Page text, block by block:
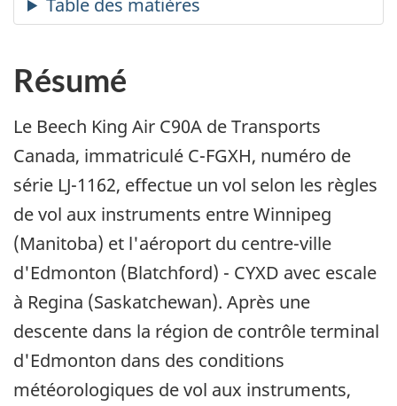
Résumé
Le Beech King Air C90A de Transports
Canada, immatriculé C-FGXH, numéro de
série LJ-1162, effectue un vol selon les règles
de vol aux instruments entre Winnipeg
(Manitoba) et l'aéroport du centre-ville
d'Edmonton (Blatchford) - CYXD avec escale
à Regina (Saskatchewan). Après une
descente dans la région de contrôle terminal
d'Edmonton dans des conditions
météorologiques de vol aux instruments,